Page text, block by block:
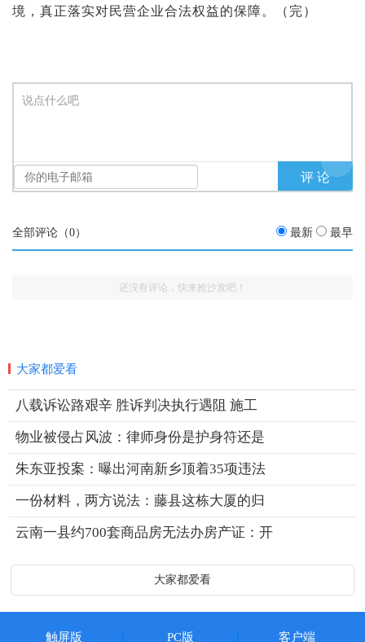
境，真正落实对民营企业合法权益的保障。（完）
说点什么吧
全部评论（0） 最新 最早
还没有评论，快来抢沙发吧！
大家都爱看
八载诉讼路艰辛 胜诉判决执行遇阻 施工
物业被侵占风波：律师身份是护身符还是
朱东亚投案：曝出河南新乡顶着35项违法
一份材料，两方说法：藤县这栋大厦的归
云南一县约700套商品房无法办房产证：开
大家都爱看
触屏版 PC版 客户端